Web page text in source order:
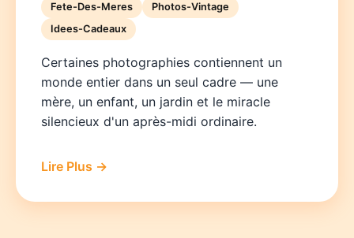
Fete-Des-Meres
Photos-Vintage
Idees-Cadeaux
Certaines photographies contiennent un
monde entier dans un seul cadre — une
mère, un enfant, un jardin et le miracle
silencieux d'un après-midi ordinaire.
Lire Plus →